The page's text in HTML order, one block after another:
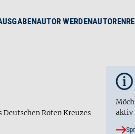
AUTOR WERDENAUTOREN
Roten Kreuzes
i
aktiv